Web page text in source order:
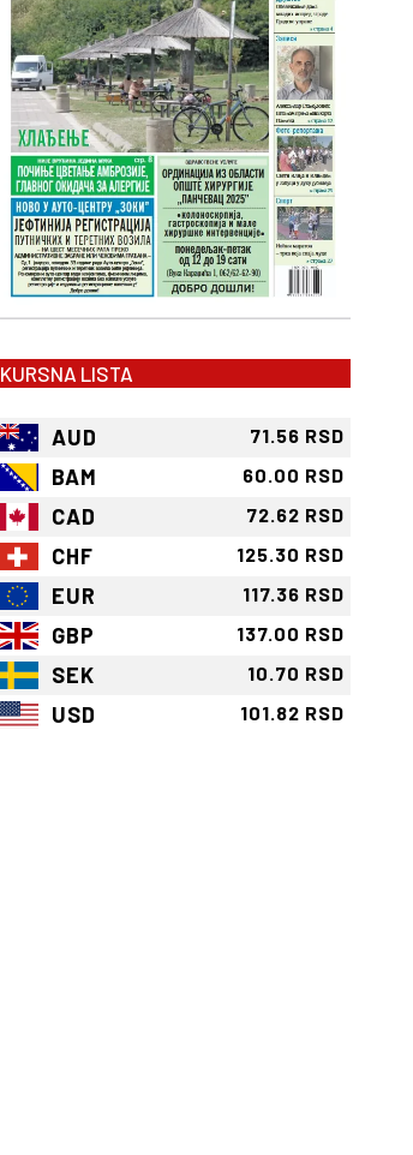
KURSNA LISTA
AUD 71.56 RSD
BAM 60.00 RSD
CAD 72.62 RSD
CHF 125.30 RSD
EUR 117.36 RSD
GBP 137.00 RSD
SEK 10.70 RSD
USD 101.82 RSD